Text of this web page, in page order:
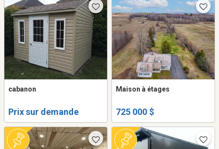
cabanon
Prix sur demande
Maison à étages
725 000 $